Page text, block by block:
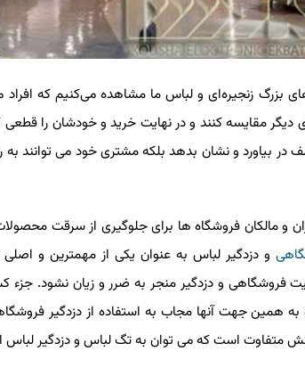
بزرگ زنجیره‌ای و لباس ما مشاهده می‌کنیم که افراد
دیگر مقایسه کنند و در نهایت خرید و خودشان را
بیاورد و نشان بدهد بلکه مشتری خود می توانند به
مالکان فروشگاه ها برای جلوگیری از سرقت
و دزدگیر لباس به عنوان یکی از مهمترین و اصلی
فروشگاهی و دزدگیر منجر به ضرر و زیان نشود. جزء
همین جهت آنها مجاب به استفاده از دزدگیر
متفاوت است که می توان به تگ لباس و دزدگیر لباس